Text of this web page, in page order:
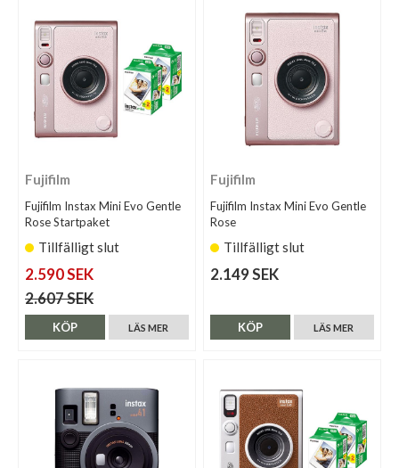
Fujifilm
Fujifilm Instax Mini Evo Gentle
Rose Startpaket
Tillfälligt slut
2.590 SEK
2.607 SEK
LÄS MER
KÖP
Fujifilm
Fujifilm Instax Mini Evo Gentle
Rose
Tillfälligt slut
2.149 SEK
LÄS MER
KÖP